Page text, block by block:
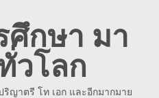
กษา มา
วโลก
ญาตรี โท เอก และอีกมากมาย